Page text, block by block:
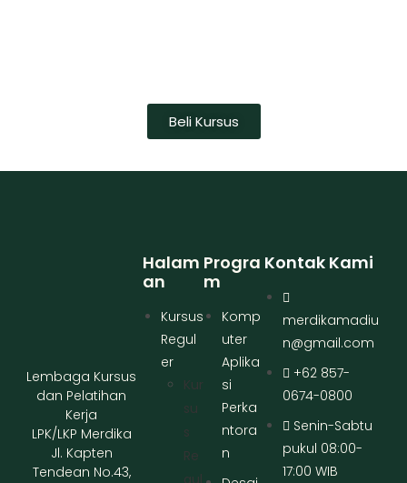
Beli Kursus
Lembaga Kursus
dan Pelatihan
Kerja
LPK/LKP Merdika
Jl. Kapten
Tendean No.43,
Progra
M
Komp
uter
Aplika
si
Perka
ntora
n
Halam
An
Kursus
Regul
er
Kur
Su
S
Re
Gul
Kontak Kami
merdikamadiu
n@gmail.com
+62 857-
0674-0800
Senin-Sabtu
pukul 08:00-
17:00 WIB